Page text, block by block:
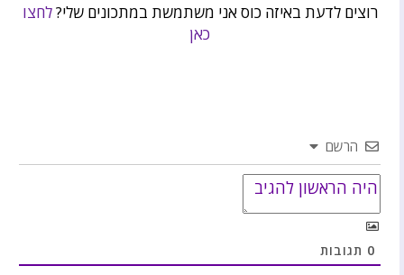
רוצים לדעת באיזה כוס אני משתמשת במתכונים שלי?לחצו
כאן
הרשם
0 תגובות